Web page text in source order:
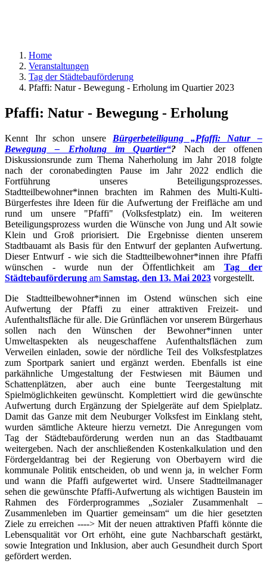
Home
Veranstaltungen
Tag der Städtebauförderung
Pfaffi: Natur - Bewegung - Erholung im Quartier 2023
Pfaffi: Natur - Bewegung - Erholung
Kennt Ihr schon unsere Bürgerbeteiligung „Pfaffi: Natur –
Bewegung – Erholung im Quartier“? Nach der offenen
Diskussionsrunde zum Thema Naherholung im Jahr 2018 folgte
nach der coronabedingten Pause im Jahr 2022 endlich die
Fortführung unseres Beteiligungsprozesses.
Stadtteilbewohner*innen brachten im Rahmen des Multi-Kulti-
Bürgerfestes ihre Ideen für die Aufwertung der Freifläche am und
rund um unsere "Pfaffi" (Volksfestplatz) ein. Im weiteren
Beteiligungsprozess wurden die Wünsche von Jung und Alt sowie
Klein und Groß priorisiert. Die Ergebnisse dienten unserem
Stadtbauamt als Basis für den Entwurf der geplanten Aufwertung.
Dieser Entwurf - wie sich die Stadtteilbewohner*innen ihre Pfaffi
wünschen - wurde nun der Öffentlichkeit am Tag der
Städtebauförderung am Samstag, den 13. Mai 2023 vorgestellt.
Die Stadtteilbewohner*innen im Ostend wünschen sich eine
Aufwertung der Pfaffi zu einer attraktiven Freizeit- und
Aufenthaltsfläche für alle. Die Grünflächen vor unserem Bürgerhaus
sollen nach den Wünschen der Bewohner*innen unter
Umweltaspekten als neugeschaffene Aufenthaltsflächen zum
Verweilen einladen, sowie der nördliche Teil des Volksfestplatzes
zum Sportpark saniert und ergänzt werden. Ebenfalls ist eine
parkähnliche Umgestaltung der Festwiesen mit Bäumen und
Schattenplätzen, aber auch eine bunte Teergestaltung mit
Spielmöglichkeiten gewünscht. Komplettiert wird die gewünschte
Aufwertung durch Ergänzung der Spielgeräte auf dem Spielplatz.
Damit das Ganze mit dem Neuburger Volksfest im Einklang steht,
wurden sämtliche Akteure hierzu vernetzt. Die Anregungen vom
Tag der Städtebauförderung werden nun an das Stadtbauamt
weitergeben. Nach der anschließenden Kostenkalkulation und den
Fördergeldantrag bei der Regierung von Oberbayern wird die
kommunale Politik entscheiden, ob und wenn ja, in welcher Form
und wann die Pfaffi aufgewertet wird. Unsere Stadtteilmanager
sehen die gewünschte Pfaffi-Aufwertung als wichtigen Baustein im
Rahmen des Förderprogrammes „Sozialer Zusammenhalt –
Zusammenleben im Quartier gemeinsam“ um die hier gesetzten
Ziele zu erreichen ----> Mit der neuen attraktiven Pfaffi könnte die
Lebensqualität vor Ort erhöht, eine gute Nachbarschaft gestärkt,
sowie Integration und Inklusion, aber auch Gesundheit durch Sport
gefördert werden.